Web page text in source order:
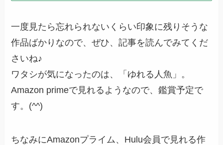
一度見たら忘れられないくらい印象に残りそうな
作品ばかりなので、ぜひ、記事を読んでみてくだ
さいね♪
ワタシが気になったのは、「 ゆれる人魚 」。
Amazon primeで見れるようなので、鑑賞予定で
す。(^^)
ちなみにAmazonプライム、Hulu会員で見れる作